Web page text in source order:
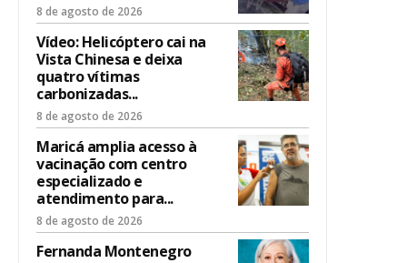
8 de agosto de 2026
Vídeo: Helicóptero cai na
Vista Chinesa e deixa
quatro vítimas
carbonizadas...
8 de agosto de 2026
Maricá amplia acesso à
vacinação com centro
especializado e
atendimento para...
8 de agosto de 2026
Fernanda Montenegro